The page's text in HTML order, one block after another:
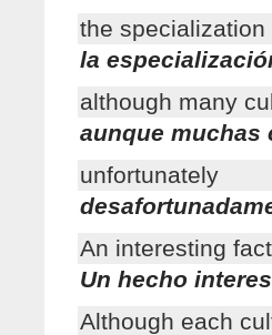
the
la
although many
aunque muchas
unfortunately
An interesting
Un hecho
Although each